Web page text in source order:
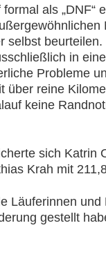
als „DNF“
selbst
in
Probleme
über reine
keine
sich Katrin
Krah mit
Läuferinnen
gestellt